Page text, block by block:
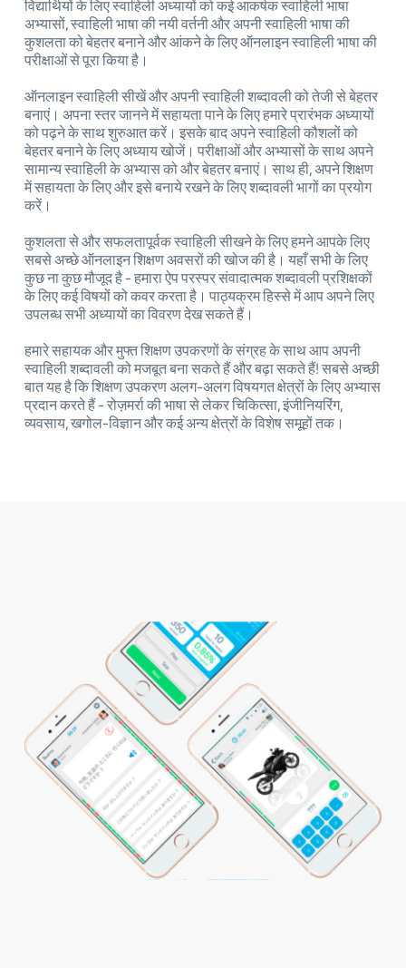
विद्यार्थियों के लिए स्वाहिली अध्यायों को कई आकर्षक स्वाहिली भाषा
अभ्यासों, स्वाहिली भाषा की नयी वर्तनी और अपनी स्वाहिली भाषा की
कुशलता को बेहतर बनाने और आंकने के लिए ऑनलाइन स्वाहिली भाषा की
परीक्षाओं से पूरा किया है।
ऑनलाइन स्वाहिली सीखें और अपनी स्वाहिली शब्दावली को तेजी से बेहतर
बनाएं। अपना स्तर जानने में सहायता पाने के लिए हमारे प्रारंभक अध्यायों
को पढ़ने के साथ शुरुआत करें। इसके बाद अपने स्वाहिली कौशलों को
बेहतर बनाने के लिए अध्याय खोजें। परीक्षाओं और अभ्यासों के साथ अपने
सामान्य स्वाहिली के अभ्यास को और बेहतर बनाएं। साथ ही, अपने शिक्षण
में सहायता के लिए और इसे बनाये रखने के लिए शब्दावली भागों का प्रयोग
करें।
कुशलता से और सफलतापूर्वक स्वाहिली सीखने के लिए हमने आपके लिए
सबसे अच्छे ऑनलाइन शिक्षण अवसरों की खोज की है। यहाँ सभी के लिए
कुछ ना कुछ मौजूद है - हमारा ऐप परस्पर संवादात्मक शब्दावली प्रशिक्षकों
के लिए कई विषयों को कवर करता है। पाठ्यक्रम हिस्से में आप अपने लिए
उपलब्ध सभी अध्यायों का विवरण देख सकते हैं।
हमारे सहायक और मुफ्त शिक्षण उपकरणों के संग्रह के साथ आप अपनी
स्वाहिली शब्दावली को मजबूत बना सकते हैं और बढ़ा सकते हैं! सबसे अच्छी
बात यह है कि शिक्षण उपकरण अलग-अलग विषयगत क्षेत्रों के लिए अभ्यास
प्रदान करते हैं - रोज़मर्रा की भाषा से लेकर चिकित्सा, इंजीनियरिंग,
व्यवसाय, खगोल-विज्ञान और कई अन्य क्षेत्रों के विशेष समूहों तक।